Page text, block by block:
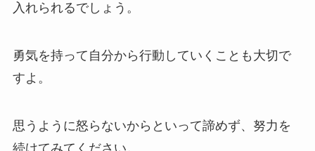
入れられるでしょう。
勇気を持って自分から行動していくことも大切で
すよ。
思うように怒らないからといって諦めず、努力を
続けてみてください。